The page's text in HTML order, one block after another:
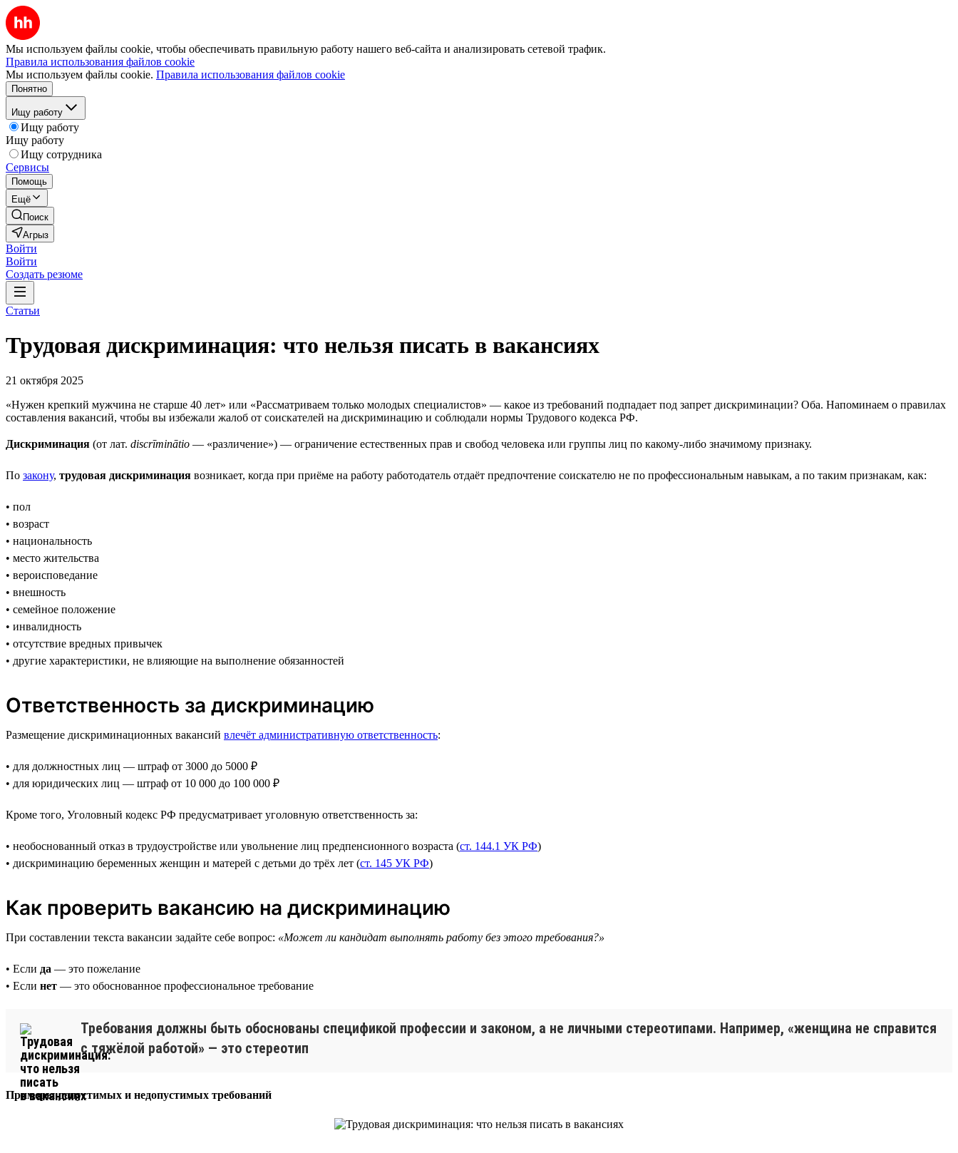
Мы используем файлы cookie, чтобы обеспечивать правильную работу нашего веб-сайта и анализировать сетевой трафик.
Правила использования файлов cookie
Мы используем файлы cookie. Правила использования файлов cookie
Понятно
Ищу работу
Ищу работу
Ищу работу
Ищу сотрудника
Сервисы
Помощь
Ещё
Поиск
Агрыз
Войти
Войти
Создать резюме
Статьи
Трудовая дискриминация: что нельзя писать в вакансиях
21 октября 2025
«Нужен крепкий мужчина не старше 40 лет» или «Рассматриваем только молодых специалистов» — какое из требований подпадает под запрет дискриминации? Оба. Напоминаем о правилах
составления вакансий, чтобы вы избежали жалоб от соискателей на дискриминацию и соблюдали нормы Трудового кодекса РФ.
Дискриминация (от лат. discrīminātio — «различение») — ограничение естественных прав и свобод человека или группы лиц по какому-либо значимому признаку.
По закону, трудовая дискриминация возникает, когда при приёме на работу работодатель отдаёт предпочтение соискателю не по профессиональным навыкам, а по таким признакам, как:
• пол
• возраст
• национальность
• место жительства
• вероисповедание
• внешность
• семейное положение
• инвалидность
• отсутствие вредных привычек
• другие характеристики, не влияющие на выполнение обязанностей
Ответственность за дискриминацию
Размещение дискриминационных вакансий влечёт административную ответственность:
• для должностных лиц — штраф от 3000 до 5000 ₽
• для юридических лиц — штраф от 10 000 до 100 000 ₽
Кроме того, Уголовный кодекс РФ предусматривает уголовную ответственность за:
• необоснованный отказ в трудоустройстве или увольнение лиц предпенсионного возраста (ст. 144.1 УК РФ)
• дискриминацию беременных женщин и матерей с детьми до трёх лет (ст. 145 УК РФ)
Как проверить вакансию на дискриминацию
При составлении текста вакансии задайте себе вопрос: «Может ли кандидат выполнять работу без этого требования?»
• Если да — это пожелание
• Если нет — это обоснованное профессиональное требование
Требования должны быть обоснованы спецификой профессии и законом, а не личными стереотипами. Например, «женщина не справится
с тяжёлой работой» — это стереотип
Примеры допустимых и недопустимых требований